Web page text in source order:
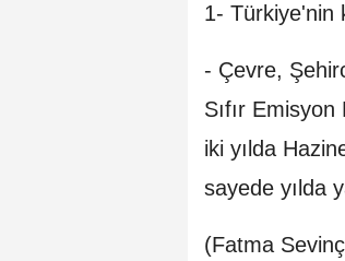
1- Türkiye'nin
- Çevre,
Sıfır
iki yılda
sayede yılda
(Fatma